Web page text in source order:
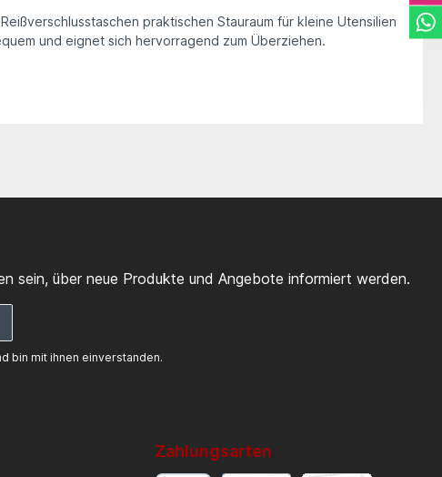
praktischen Stauraum für kleine Utensilien
und eignet sich hervorragend zum Überziehen.
sein, über neue Produkte und Angebote informiert werden.
bin mit ihnen einverstanden.
Zahlungsarten